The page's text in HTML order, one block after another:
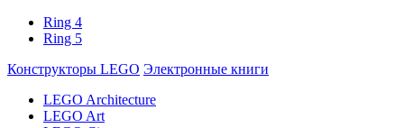
Ring 4
Ring 5
Конструкторы LEGO Электронные книги
LEGO Architecture
LEGO Art